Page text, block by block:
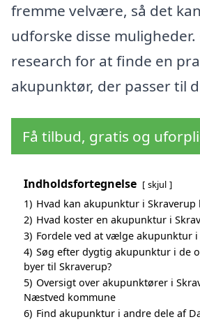
fremme velvære, så det
udforske disse
research for at finde en
akupunktør, der passer til
Få tilbud, gratis og
Indholdsfortegnelse skjul
1) Hvad kan akupunktur i
2) Hvad koster en akupunktur i
3) Fordele ved at vælge akupunktur i
4) Søg efter dygtig akupunktur i de
byer til Skraverup?
5) Oversigt over akupunktører i
Næstved kommune
6) Find akupunktur i andre dele af